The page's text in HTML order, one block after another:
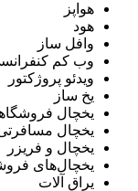
هواپز
هود
وافل ساز
وب کم
ویدئو پروژکتور
یخ ساز
یخچال
یخچال
یخچال و فریزر
یخچال‌های
یراق آلات